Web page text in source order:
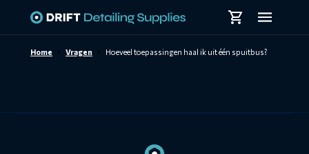
Home Vragen Hoeveel toepassingen haal ik uit één spuitbus?